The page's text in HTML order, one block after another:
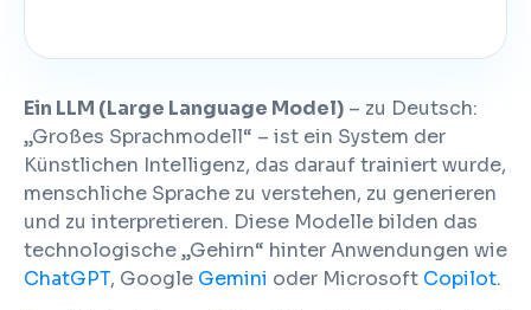
Ein LLM (Large Language Model) – zu Deutsch:
„Großes Sprachmodell“ – ist ein System der
Künstlichen Intelligenz, das darauf trainiert wurde,
menschliche Sprache zu verstehen, zu generieren
und zu interpretieren. Diese Modelle bilden das
technologische „Gehirn“ hinter Anwendungen wie
ChatGPT, Google Gemini oder Microsoft Copilot.